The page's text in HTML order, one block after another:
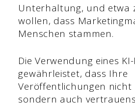
Unterhaltung, und etwa
wollen, dass
Menschen stammen.
Die Verwendung eines
gewährleistet, dass Ihre
Veröffentlichungen nicht
sondern auch